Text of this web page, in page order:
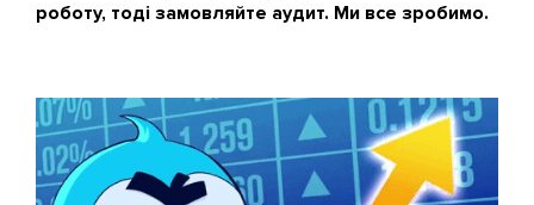
роботу, тоді замовляйте аудит. Ми все зробимо.